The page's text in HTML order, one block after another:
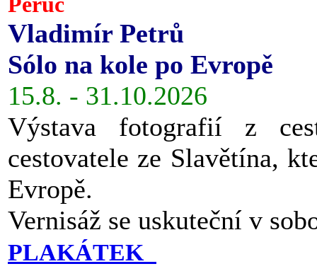
Vladimír Petrů
Sólo na kole po Evropě
15.8. - 31.10.2026
Výstava fotografií z
cestovatele ze Slavětína,
Evropě.
Vernisáž se uskuteční v
PLAKÁTEK